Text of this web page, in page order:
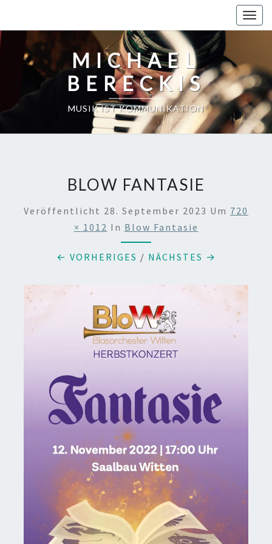
content
MICHAEL
BERECKIS
MUSIK IST KOMMUNIKATION
BLOW FANTASIE
Veröffentlicht 28. September 2023 Um 720
× 1012 In Blow Fantasie
← VORHERIGES / NÄCHSTES →